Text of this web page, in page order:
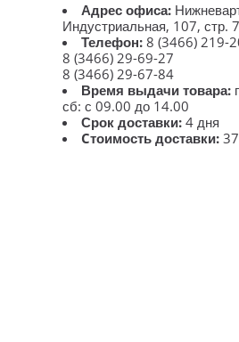
Адрес офиса:
Индустриальная, 107, стр. 7
Телефон: 8 (3466) 219-
8 (3466) 29-69-27
8 (3466) 29-67-84
Время выдачи товара:
сб: с 09.00 до 14.00
Срок доставки: 4 дня
Cтоимость доставки: